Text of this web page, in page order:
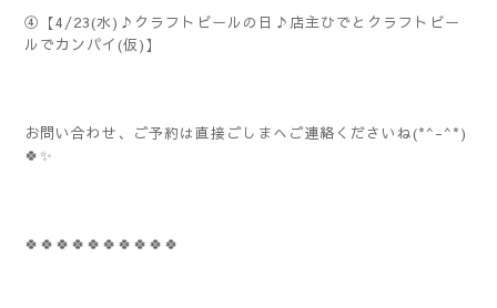
④【4/23(水)♪クラフトビールの日♪店主ひでとクラフトビー
ルでカンパイ(仮)】
お問い合わせ、ご予約は直接ごしまへご連絡くださいね(*^-^*)
🍀✨
🍀🍀🍀🍀🍀🍀🍀🍀🍀🍀